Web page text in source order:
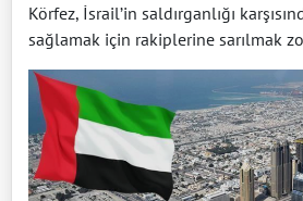
Körfez, İsrail’in saldırganlığı
sağlamak için rakiplerine sarılmak